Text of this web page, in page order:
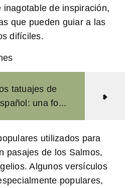
de inspiración,
que pueden guiar a las
difíciles.
tatuajes de
una fo...
utilizados para
pasajes de los Salmos,
Algunos versículos
populares,